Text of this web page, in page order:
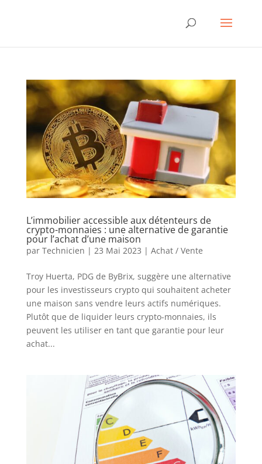
L’immobilier accessible aux détenteurs de
crypto-monnaies : une alternative de garantie
pour l’achat d’une maison
par Technicien | 23 Mai 2023 | Achat / Vente
Troy Huerta, PDG de ByBrix, suggère une alternative
pour les investisseurs crypto qui souhaitent acheter
une maison sans vendre leurs actifs numériques.
Plutôt que de liquider leurs crypto-monnaies, ils
peuvent les utiliser en tant que garantie pour leur
achat...